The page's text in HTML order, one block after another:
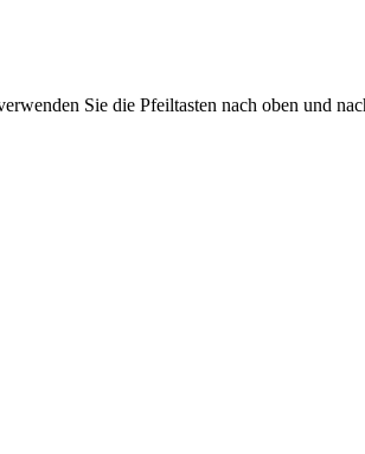
Sie die Pfeiltasten nach oben und